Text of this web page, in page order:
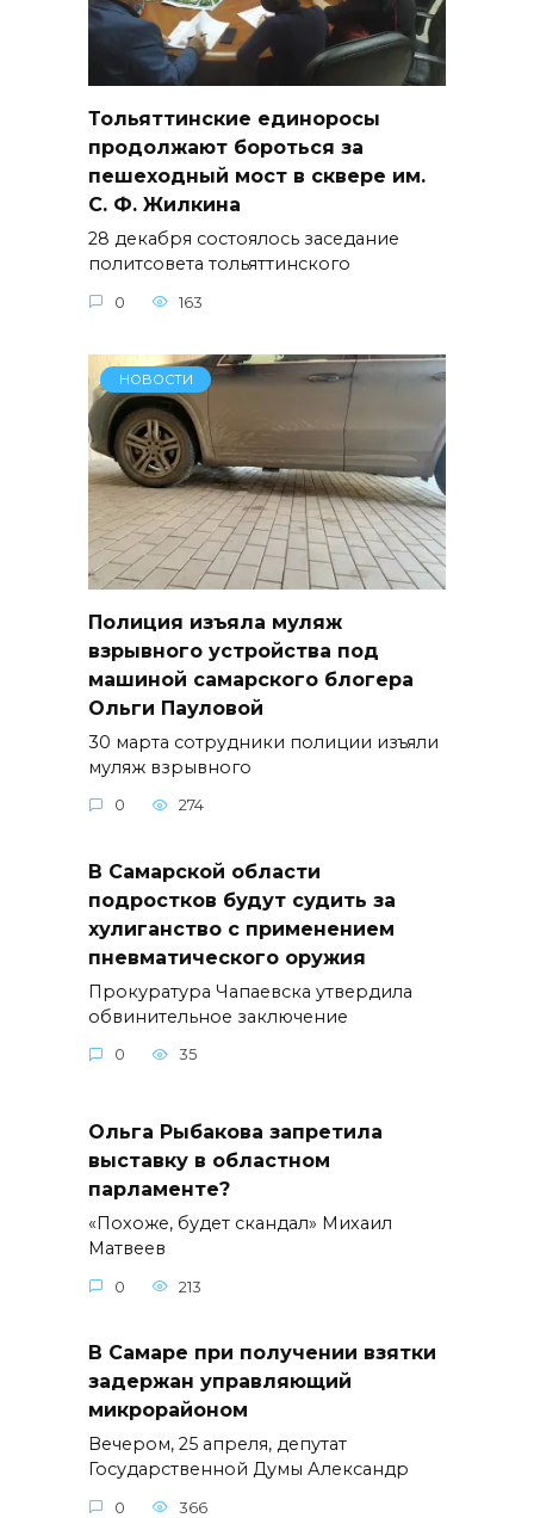
Тольяттинские единоросы
продолжают бороться за
пешеходный мост в сквере им.
С. Ф. Жилкина
28 декабря состоялось заседание
политсовета тольяттинского
0 163
НОВОСТИ
Полиция изъяла муляж
взрывного устройства под
машиной самарского блогера
Ольги Пауловой
30 марта сотрудники полиции изъяли
муляж взрывного
0 274
В Самарской области
подростков будут судить за
хулиганство с применением
пневматического оружия
Прокуратура Чапаевска утвердила
обвинительное заключение
0 35
Ольга Рыбакова запретила
выставку в областном
парламенте?
«Похоже, будет скандал» Михаил
Матвеев
0 213
В Самаре при получении взятки
задержан управляющий
микрорайоном
Вечером, 25 апреля, депутат
Государственной Думы Александр
0 366